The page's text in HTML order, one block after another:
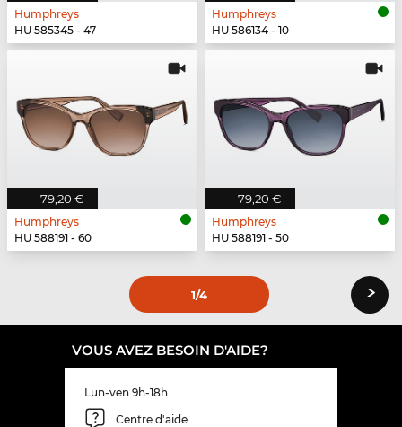
Humphreys
HU 585345 - 47
Humphreys
HU 586134 - 10
79,20 €
Humphreys
HU 588191 - 60
79,20 €
Humphreys
HU 588191 - 50
1/4 ›
VOUS AVEZ BESOIN D'AIDE?
Lun-ven 9h-18h
Centre d'aide